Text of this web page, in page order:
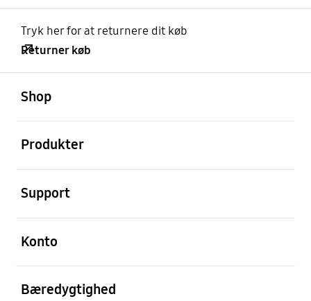
Tryk her for at returnere dit køb
Returner køb
Shop
Produkter
Support
Konto
Bæredygtighed